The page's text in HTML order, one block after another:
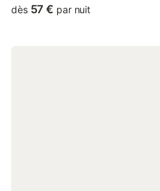
dès 57 € par nuit